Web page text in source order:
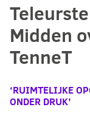
Midden
TenneT
‘RUIMTELIJKE
ONDER DRUK’